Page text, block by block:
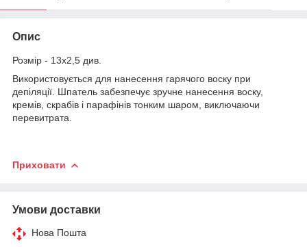
Опис
Розмір - 13х2,5 див.
Використовується для нанесення гарячого воску при
депіляції. Шпатель забезпечує зручне нанесення воску,
кремів, скрабів і парафінів тонким шаром, виключаючи
перевитрата.
Приховати
Умови доставки
Нова Пошта